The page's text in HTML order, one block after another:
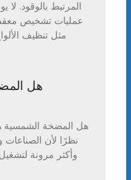
المرتبط بالوقود. لا
عمليات تشخيص
مثل تنظيف
هل
هل المضخة الشمسية
نظرًا لأن
وأكثر مرونة